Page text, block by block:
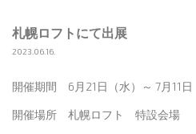
札幌ロフトにて出展
2023.06.16.
開催期間 6月21日（水）～ 7月11日
開催場所 札幌ロフト 特設会場